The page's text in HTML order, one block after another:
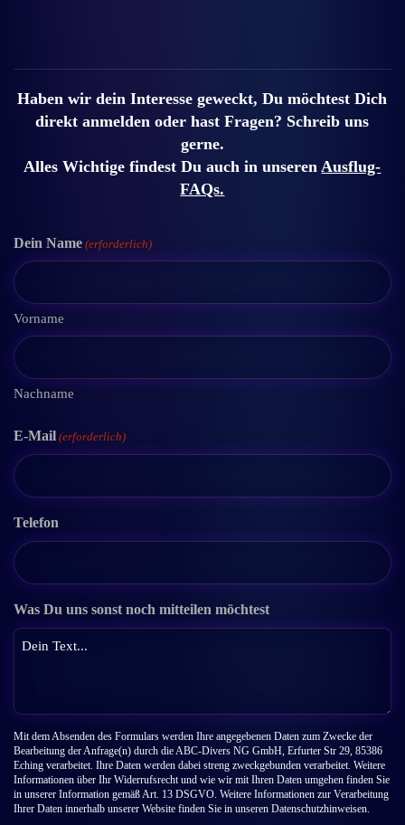
Haben wir dein Interesse geweckt, Du möchtest Dich
direkt anmelden oder hast Fragen? Schreib uns
gerne.
Alles Wichtige findest Du auch in unserenAusflug-
FAQs.
Dein Name (erforderlich)
Vorname
Nachname
E-Mail (erforderlich)
Telefon
Was Du uns sonst noch mitteilen möchtest
Mit dem Absenden des Formulars werden Ihre angegebenen Daten zum Zwecke der
Bearbeitung der Anfrage(n) durch die ABC-Divers NG GmbH, Erfurter Str 29, 85386
Eching verarbeitet. Ihre Daten werden dabei streng zweckgebunden verarbeitet. Weitere
Informationen über Ihr Widerrufsrecht und wie wir mit Ihren Daten umgehen finden Sie
in unserer Information gemäß Art. 13 DSGVO. Weitere Informationen zur Verarbeitung
Ihrer Daten innerhalb unserer Website finden Sie in unseren Datenschutzhinweisen.